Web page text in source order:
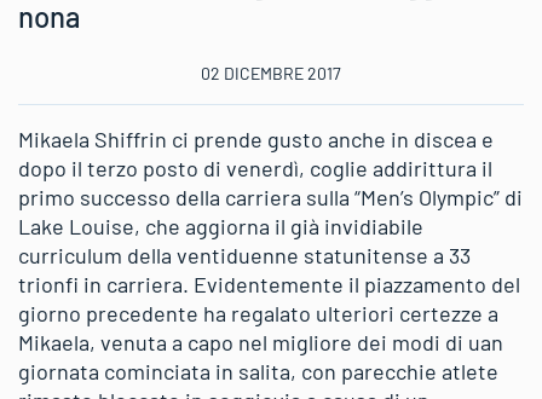
nona
02 DICEMBRE 2017
Mikaela Shiffrin ci prende gusto anche in discea e
dopo il terzo posto di venerdì, coglie addirittura il
primo successo della carriera sulla “Men’s Olympic” di
Lake Louise, che aggiorna il già invidiabile
curriculum della ventiduenne statunitense a 33
trionfi in carriera. Evidentemente il piazzamento del
giorno precedente ha regalato ulteriori certezze a
Mikaela, venuta a capo nel migliore dei modi di uan
giornata cominciata in salita, con parecchie atlete